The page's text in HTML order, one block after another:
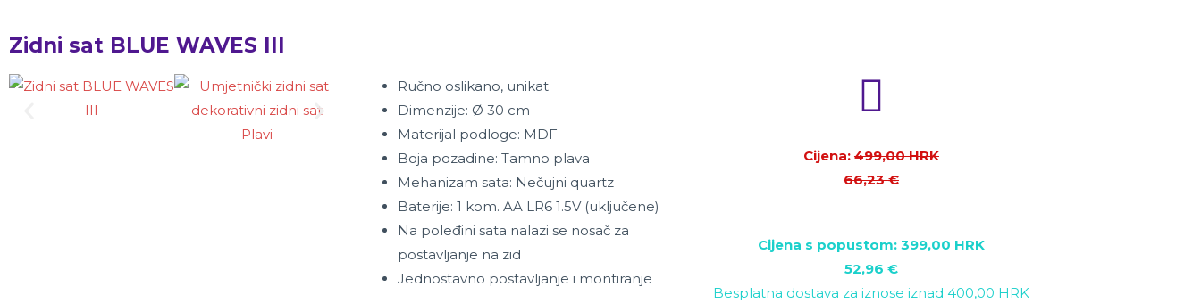
Zidni sat BLUE WAVES III
Ručno oslikano, unikat
Dimenzije: Ø 30 cm
Materijal podloge: MDF
Boja pozadine: Tamno plava
Mehanizam sata: Nečujni quartz
Baterije: 1 kom. AA LR6 1.5V (uključene)
Na poleđini sata nalazi se nosač za
postavljanje na zid
Jednostavno postavljanje i montiranje
Cijena: 499,00 HRK
66,23€
Cijena s popustom: 399,00 HRK
52,96 €
Besplatna dostava za iznose iznad 400,00 HRK